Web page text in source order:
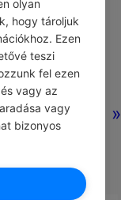
»
olyan
hogy tároljuk
Ezen
teszi
fel ezen
vagy az
vagy
bizonyos